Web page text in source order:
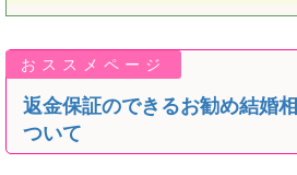
返金保証のできるお勧め結婚
ついて